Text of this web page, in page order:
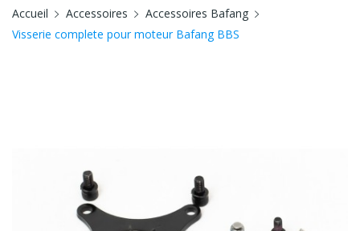
Accueil Accessoires
Accessoires Bafang
Visserie complete pour moteur Bafang BBS